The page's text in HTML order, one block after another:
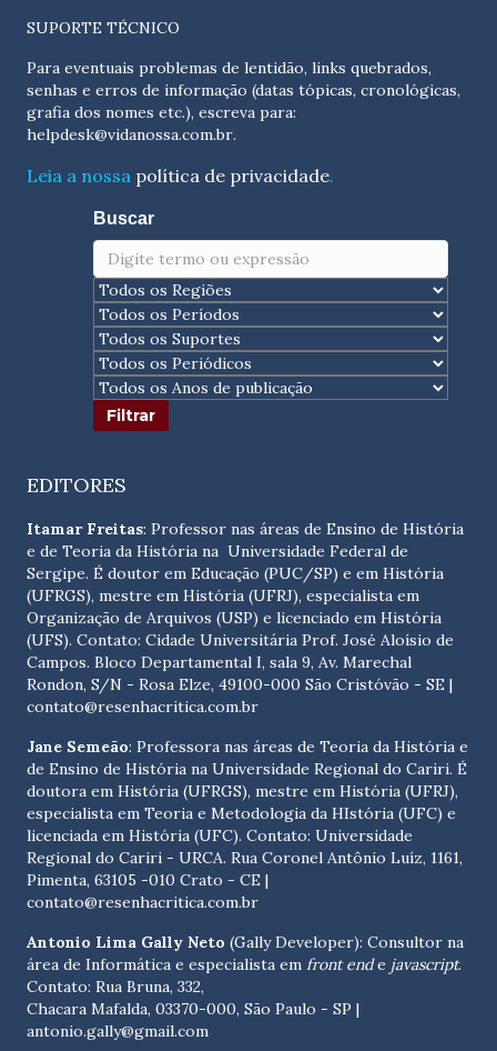
SUPORTE TÉCNICO
Para eventuais problemas de lentidão, links quebrados,
senhas e erros de informação (datas tópicas, cronológicas,
helpdesk@vidanossa.com.br.
Leia a nossa política de privacidade.
Buscar
EDITORES
Itamar Freitas: Professor nas áreas de Ensino de História
e de Teoria da História na Universidade Federal de
Sergipe. É doutor em Educação (PUC/SP) e em História
(UFRGS), mestre em História (UFRJ), especialista em
Organização de Arquivos (USP) e licenciado em História
(UFS). Contato: Cidade Universitária Prof. José Aloísio de
Campos. Bloco Departamental I, sala 9, Av. Marechal
Rondon, S/N - Rosa Elze, 49100-000 São Cristóvão - SE |
contato@resenhacritica.com.br
Jane Semeão: Professora nas áreas de Teoria da História e
de Ensino de História na Universidade Regional do Cariri. É
doutora em História (UFRGS), mestre em História (UFRJ),
especialista em Teoria e Metodologia da HIstória (UFC) e
licenciada em História (UFC). Contato: Universidade
Regional do Cariri - URCA. Rua Coronel Antônio Luíz, 1161,
Pimenta, 63105 -010 Crato - CE |
contato@resenhacritica.com.br
Antonio Lima Gally Neto (Gally Developer): Consultor na
área de Informática e especialista em front ende javascript.
Contato: Rua Bruna, 332,
Chacara Mafalda, 03370-000, São Paulo - SP |
antonio.gally@gmail.com